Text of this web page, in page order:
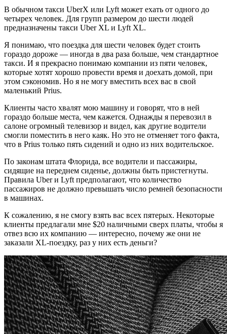
В обычном такси UberX или Lyft может ехать от одного до
четырех человек. Для групп размером до шести людей
предназначены такси Uber XL и Lyft XL.
Я понимаю, что поездка для шести человек будет стоить
гораздо дороже — иногда в два раза больше, чем стандартное
такси. И я прекрасно понимаю компании из пяти человек,
которые хотят хорошо провести время и доехать домой, при
этом сэкономив. Но я не могу вместить всех вас в свой
маленький Prius.
Клиенты часто хвалят мою машину и говорят, что в ней
гораздо больше места, чем кажется. Однажды я перевозил в
салоне огромный телевизор и видел, как другие водители
смогли поместить в него каяк. Но это не отменяет того факта,
что в Prius только пять сидений и одно из них водительское.
По законам штата Флорида, все водители и пассажиры,
сидящие на переднем сиденье, должны быть пристегнуты.
Правила Uber и Lyft предполагают, что количество
пассажиров не должно превышать число ремней безопасности
в машинах.
К сожалению, я не смогу взять вас всех пятерых. Некоторые
клиенты предлагали мне $20 наличными сверх платы, чтобы я
отвез всю их компанию — интересно, почему же они не
заказали XL-поездку, раз у них есть деньги?